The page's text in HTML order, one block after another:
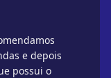
e depois
possui o